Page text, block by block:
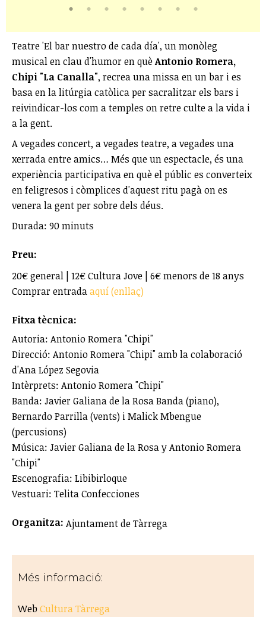
Teatre 'El bar nuestro de cada día', un monòleg
musical en clau d'humor en quèAntonio Romera,
Chipi "La Canalla", recrea una missa en un bar i es
basa en la litúrgia catòlica per sacralitzar els bars i
reivindicar-los com a temples on retre culte a la vida i
a la gent.
A vegades concert, a vegades teatre, a vegades una
xerrada entre amics… Més que un espectacle, és una
experiència participativa en què el públic es converteix
en feligresos i còmplices d'aquest ritu pagà on es
venera la gent per sobre dels déus.
Durada: 90 minuts
Preu:
20€ general | 12€ Cultura Jove | 6€ menors de 18 anys
Comprar entradaaquí (enllaç)
Fitxa tècnica:
Autoria: Antonio Romera "Chipi"
Direcció: Antonio Romera "Chipi" amb la colaboració
d'Ana López Segovia
Intèrprets: Antonio Romera "Chipi"
Banda: Javier Galiana de la Rosa Banda (piano),
Bernardo Parrilla (vents) i Malick Mbengue
(percusions)
Música: Javier Galiana de la Rosa y Antonio Romera
"Chipi"
Escenografia: Libibirloque
Vestuari: Telita Confecciones
Organitza: Ajuntament de Tàrrega
Més informació:
WebCultura Tàrrega